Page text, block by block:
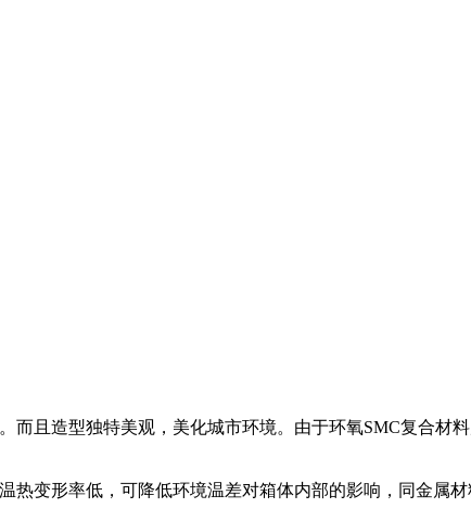
且造型独特美观，美化城市环境。由于环氧SMC复合材
变形率低，可降低环境温差对箱体内部的影响，同金属材